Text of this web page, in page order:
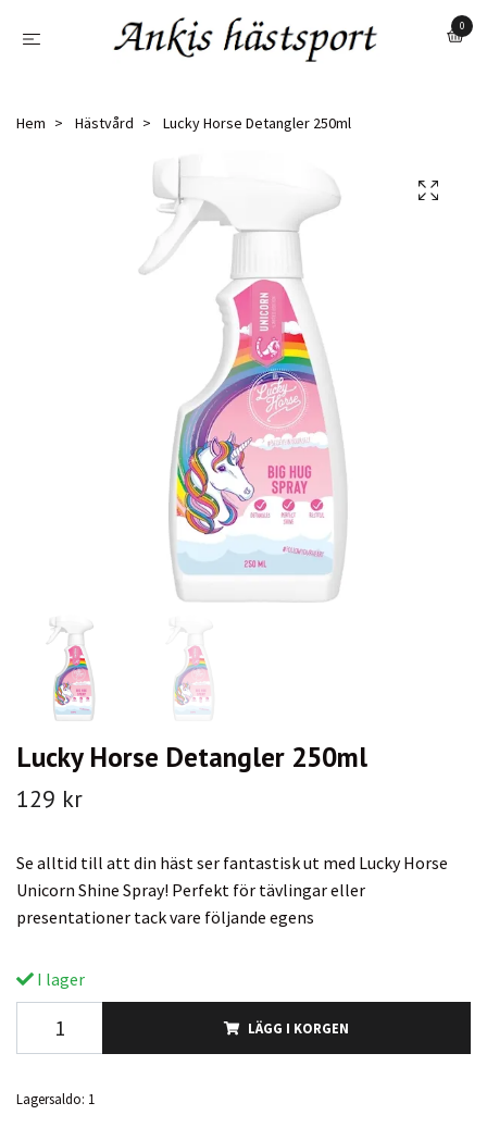
0
Hem Hästvård Lucky Horse Detangler 250ml
Lucky Horse Detangler 250ml
129 kr
Se alltid till att din häst ser fantastisk ut med Lucky Horse
Unicorn Shine Spray! Perfekt för tävlingar eller
presentationer tack vare följande egens
I lager
LÄGG I KORGEN
Lagersaldo: 1